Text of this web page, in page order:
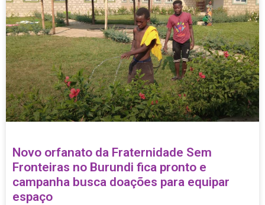
Novo orfanato da Fraternidade Sem
Fronteiras no Burundi fica pronto e
campanha busca doações para equipar
espaço